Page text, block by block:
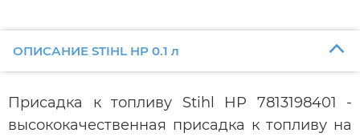
ОПИСАНИЕ STIHL HP 0.1 л
Присадка к топливу Stihl HP 7813198401 -
высококачественная присадка к топливу на